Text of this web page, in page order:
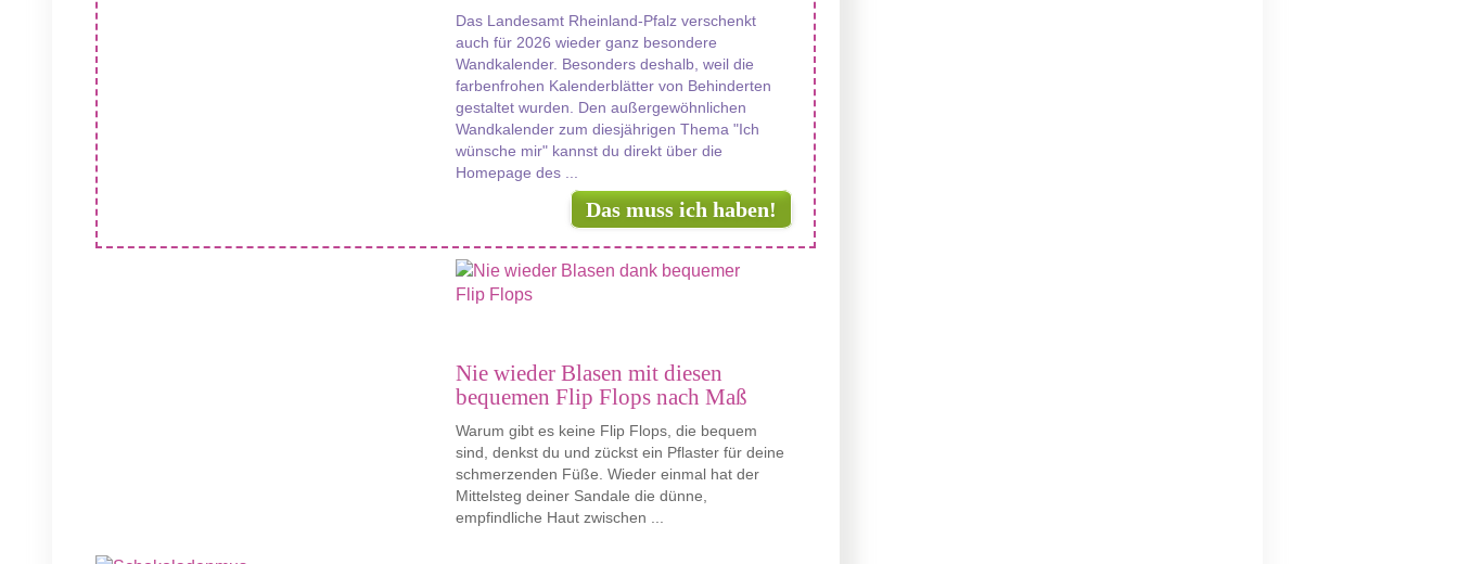
Das Landesamt Rheinland-Pfalz verschenkt
auch für 2026 wieder ganz besondere
Wandkalender. Besonders deshalb, weil die
farbenfrohen Kalenderblätter von Behinderten
gestaltet wurden. Den außergewöhnlichen
Wandkalender zum diesjährigen Thema "Ich
wünsche mir" kannst du direkt über die
Homepage des ...
Das muss ich haben!
Nie wieder Blasen mit diesen
bequemen Flip Flops nach Maß
Warum gibt es keine Flip Flops, die bequem
sind, denkst du und zückst ein Pflaster für deine
schmerzenden Füße. Wieder einmal hat der
Mittelsteg deiner Sandale die dünne,
empfindliche Haut zwischen ...